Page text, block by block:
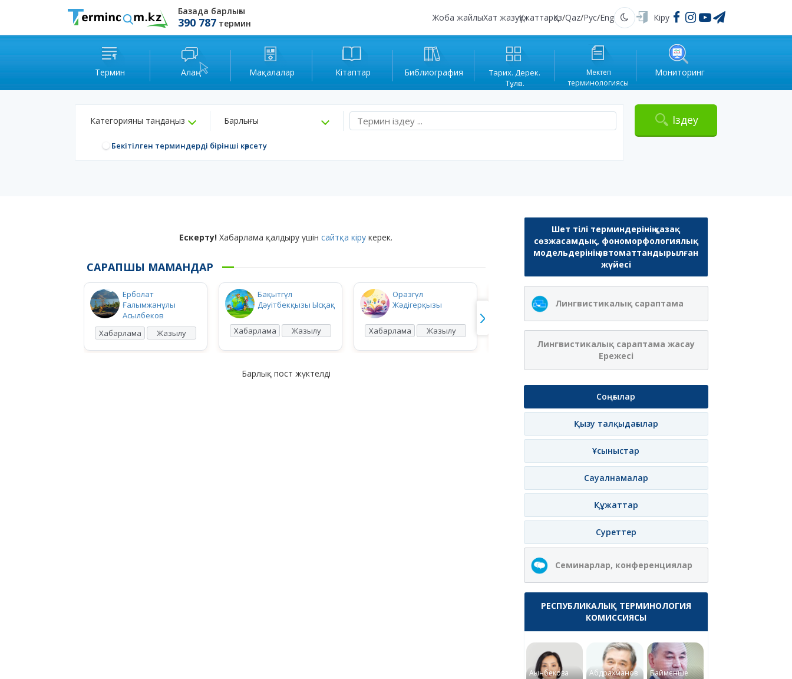
Базада барлығы
390 787 термин
Жоба жайлыХат жазуҚұжаттарҚаз/Qaz/Рус/Eng Қараңғы Кіру
Термин Алаң Мақалалар Кітаптар Библиография
Тарих. Дерек.
Тұлға.
Мектеп
терминологиясы
Мониторинг
Категорияны таңдаңыз Барлығы
Бекітілген терминдерді бірінші көрсету
Іздеу
Ескерту! Хабарлама қалдыру үшінсайтқа кіру керек.
САРАПШЫ МАМАНДАР
Ерболат
Ғалымжанұлы
Асылбеков
Хабарлама
Жазылу
Бақытгүл
Дәуітбекқызы Ысқақ
Хабарлама Жазылу
Оразгүл
Жәдігерқызы
Хабарлама Жазылу
Ақжібек
Нұрланқызы Ахмет
Хабарлама Жазылу
Итеғұлова
Хабарлама Жазылу
Барлық пост жүктелді
Шет тілі терминдерінің қазақ
сөзжасамдық, фономорфологиялық
модельдерінің автоматтандырылған
жүйесі
Лингвистикалық сараптама
Лингвистикалық сараптама жасау
Ережесі
Соңғылар
Қызу талқыдағылар
Ұсыныстар
Сауалнамалар
Құжаттар
Суреттер
Семинарлар, конференциялар
РЕСПУБЛИКАЛЫҚ ТЕРМИНОЛОГИЯ
КОМИССИЯСЫ
Ақынбекова
Абдрахманов
Байменше